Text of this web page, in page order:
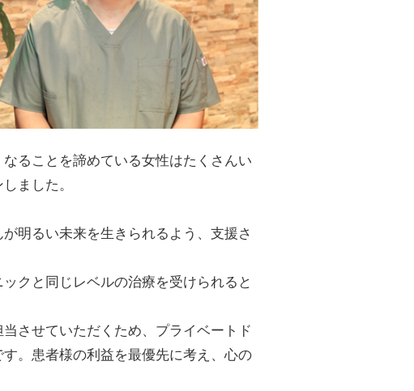
ることを諦めている女性はたくさんい
ました。
明るい未来を生きられるよう、支援さ
クと同じレベルの治療を受けられると
させていただくため、プライベートド
。患者様の利益を最優先に考え、心の